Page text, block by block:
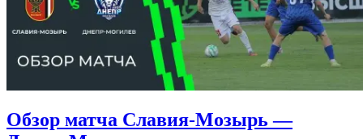
Обзор матча Славия-Мозырь —